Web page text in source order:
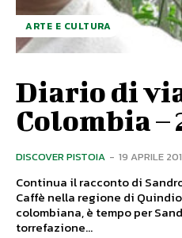
ARTE E CULTURA
Diario di
Colombia –
DISCOVER PISTOIA - 19 APRILE
Continua il racconto di
Caffè nella regione di Quindio. Dopo l'arrivo in
colombiana, è tempo per
torrefazione...